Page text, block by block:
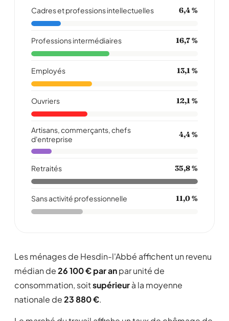
Cadres et professions intellectuelles 6,4 %
Professions intermédiaires 16,7 %
Employés 13,1 %
Ouvriers 12,1 %
Artisans, commerçants, chefs
d'entreprise
4,4 %
Retraités 35,8 %
Sans activité professionnelle 11,0 %
Les ménages de Hesdin-l'Abbé affichent un revenu
médian de26 100 € par anpar unité de
consommation, soitsupérieurà la moyenne
nationale de23 880 €.